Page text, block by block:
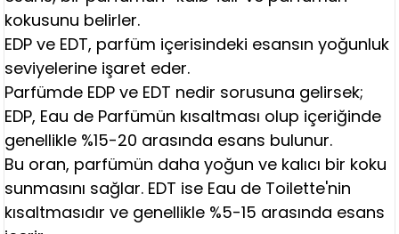
kokusunu belirler.
EDP ve EDT, parfüm içerisindeki esansın yoğunluk
seviyelerine işaret eder.
Parfümde EDP ve EDT nedir sorusuna gelirsek;
EDP, Eau de Parfümün kısaltması olup içeriğinde
genellikle %15-20 arasında esans bulunur.
Bu oran, parfümün daha yoğun ve kalıcı bir koku
sunmasını sağlar. EDT ise Eau de Toilette'nin
kısaltmasıdır ve genellikle %5-15 arasında esans